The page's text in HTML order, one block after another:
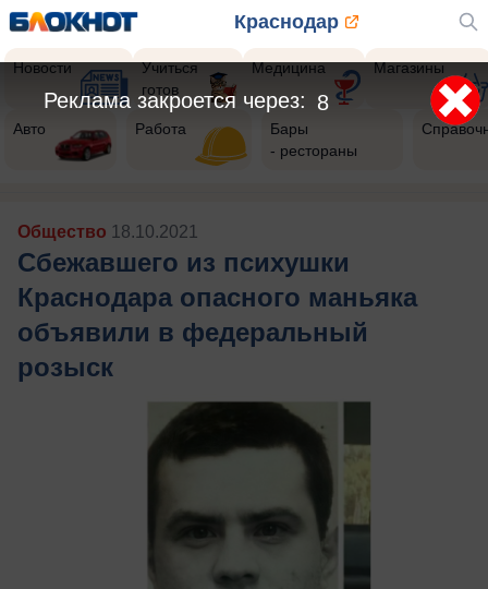
Краснодар
Новости
Учиться
готов
Медицина Магазины
Авто Работа
Бары
- рестораны
Общество 18.10.2021
Сбежавшего из психушки
Краснодара опасного маньяка
объявили в федеральный
розыск
6
Реклама закроется через: